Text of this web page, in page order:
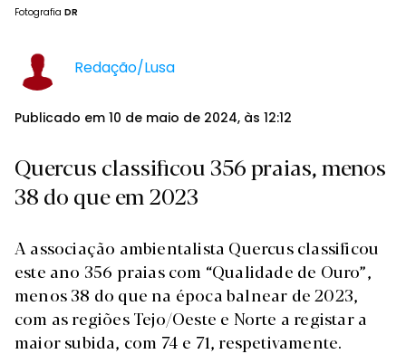
Fotografia DR
Redação/Lusa
Publicado em 10 de maio de 2024, às 12:12
Quercus classificou 356 praias, menos
38 do que em 2023
A associação ambientalista Quercus classificou
este ano 356 praias com “Qualidade de Ouro”,
menos 38 do que na época balnear de 2023,
com as regiões Tejo/Oeste e Norte a registar a
maior subida, com 74 e 71, respetivamente.